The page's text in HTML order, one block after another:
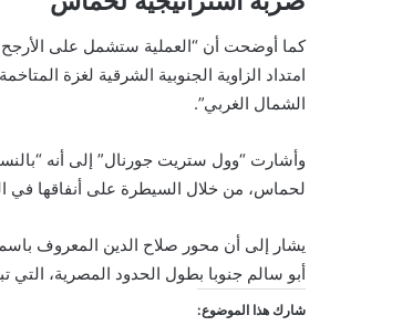
كما أوضحت أن “العملية ستشمل على الأرجح
الشمال الغربي”.
وأشارت “وول ستريت جورنال” إلى أنه
لحماس، من خلال السيطرة على أنفاقها في
يشار إلى أن محور صلاح الدين المعروف
أبو سالم جنوبا بطول الحدود المصرية، التي تبلغ نحو 14
شارك هذا الموضوع: